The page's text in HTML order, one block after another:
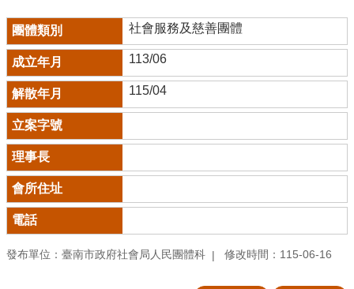
社會服務及慈善團體
113/06
115/04
發布單位：臺南市政府社會局人民團體科 修改時間：115-06-16